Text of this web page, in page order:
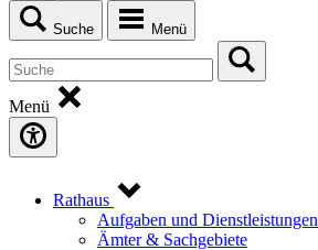
Suche Menü
Menü
Rathaus
Aufgaben und Dienstleistungen
Ämter & Sachgebiete